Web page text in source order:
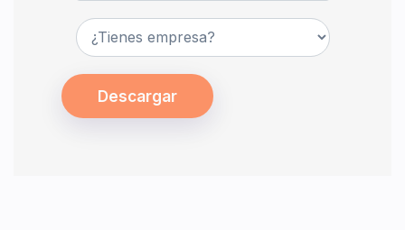
Descargar